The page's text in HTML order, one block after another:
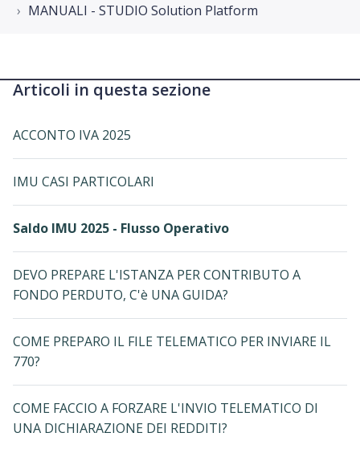
MANUALI - STUDIO Solution Platform
Articoli in questa sezione
ACCONTO IVA 2025
IMU CASI PARTICOLARI
Saldo IMU 2025 - Flusso Operativo
DEVO PREPARE L'ISTANZA PER CONTRIBUTO A
FONDO PERDUTO, C'è UNA GUIDA?
COME PREPARO IL FILE TELEMATICO PER INVIARE IL
770?
COME FACCIO A FORZARE L'INVIO TELEMATICO DI
UNA DICHIARAZIONE DEI REDDITI?